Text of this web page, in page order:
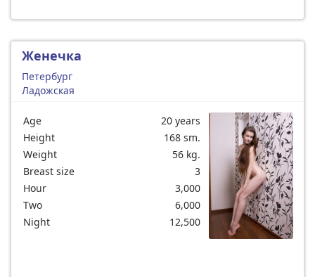
Женечка
Петербург
Ладожская
Age
20 years
Height
168 sm.
Weight
56 kg.
Breast size
3
Hour
3,000
Two
6,000
Night
12,500